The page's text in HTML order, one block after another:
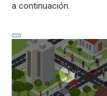
a continuación.